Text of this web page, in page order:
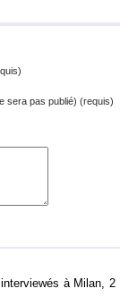
sera pas publié) (requis)
à Milan, 2